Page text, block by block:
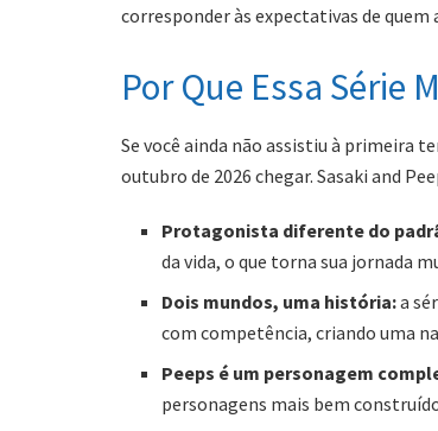
corresponder às expectativas de
Por Que Essa Série
Se você ainda não assistiu à primeira
outubro de 2026 chegar. Sasaki and
Protagonista diferente do
da vida, o que torna sua jornada
Dois mundos, uma história:a
com competência, criando uma
Peeps é um personagem
personagens mais bem